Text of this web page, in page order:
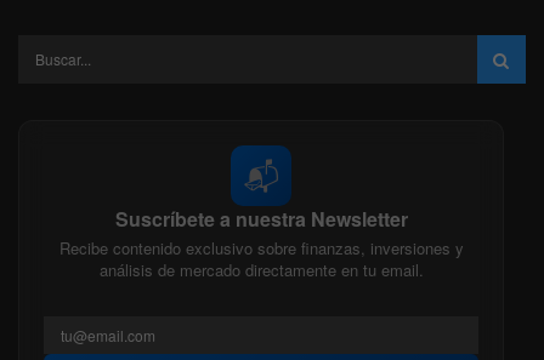
📬
Suscríbete a nuestra Newsletter
Recibe contenido exclusivo sobre finanzas, inversiones y
análisis de mercado directamente en tu email.